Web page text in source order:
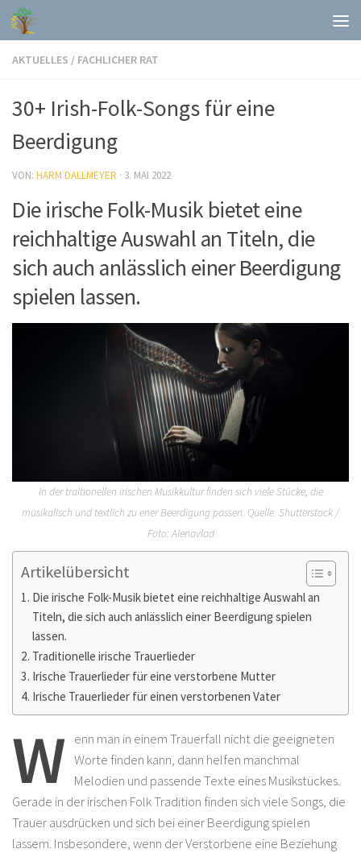
Skip to content
AKTUELLES / FACHLICHER RAT
30+ Irish-Folk-Songs für eine
Beerdigung
VON: HARM DALLMEYER · 3. MAI 2022
Die irische Folk-Musik bietet eine
reichhaltige Auswahl an Titeln, die
sich auch anlässlich einer Beerdigung
spielen lassen.
In der traitionellen irischen Musikkultur finden sich viele Stücke, die
musikalisch und textlich zu ener Beerdigung passen. Quelle. Shutterstock /
Foto: Alenavlad
Artikelübersicht
Die irische Folk-Musik bietet eine reichhaltige Auswahl an
Titeln, die sich auch anlässlich einer Beerdigung spielen
lassen.
Traditionelle irische Trauerlieder
Irische Trauerlieder für eine verstorbene Mutter
Irische Trauerlieder für einen verstorbenen Vater
W
enn man in einem Trauerfall nicht die geeigneten
Worte finden kann, dann helfen manchmal
Melodien und passende Texte eines Musikstückes.
Gerade in der irischen Folk Tradition finden sich viele Songs, die
Trauer ausdrücken und sich bei einer Beerdigung spielen
lassem. Insbesondere, wenn der Verstorbene eine Beziehung